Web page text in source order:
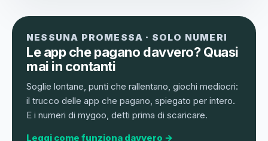
NESSUNA PROMESSA · SOLO NUMERI
Le app che pagano davvero? Quasi
mai in contanti
Soglie lontane, punti che rallentano, giochi mediocri:
il trucco delle app che pagano, spiegato per intero.
E i numeri di mygoo, detti prima di scaricare.
Leggi come funziona davvero →